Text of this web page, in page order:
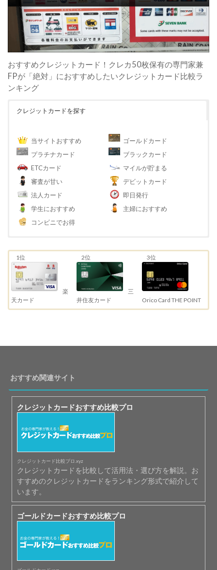
おすすめクレジットカード！クレカ50枚保有の専門家兼
FPが「絶対」におすすめしたいクレジットカード比較ラ
ンキング
クレジットカードを探す
当サイトおすすめ
ゴールドカード
プラチナカード
ブラックカード
ETCカード
マイルが貯まる
審査が甘い
デビットカード
法人カード
即日発行
学生におすすめ
主婦におすすめ
コンビニでお得
1位
楽
天カード
2位
三
井住友カード
3位
Orico Card THE POINT
おすすめ関連サイト
クレジットカードおすすめ比較プロ
クレジットカード比較プロ.xyz
クレジットカードを比較して活用法・選び方を解説。お
すすめのクレジットカードをランキング形式で紹介して
います。
ゴールドカードおすすめ比較プロ